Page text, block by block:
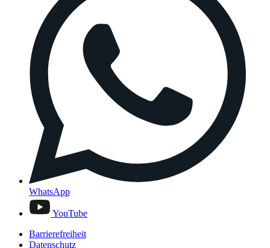
WhatsApp
YouTube
Barrierefreiheit
Datenschutz